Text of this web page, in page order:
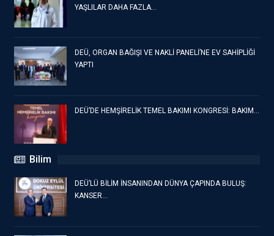
YAŞLILAR DAHA FAZLA…
DEÜ, ORGAN BAĞIŞI VE NAKLİ PANELİ’NE EV SAHİPLİĞİ
YAPTI
DEÜ’DE HEMŞİRELİK TEMEL BAKIMI KONGRESİ: BAKIM…
Bilim
DEÜ’LÜ BİLİM İNSANINDAN DÜNYA ÇAPINDA BULUŞ:
KANSER…